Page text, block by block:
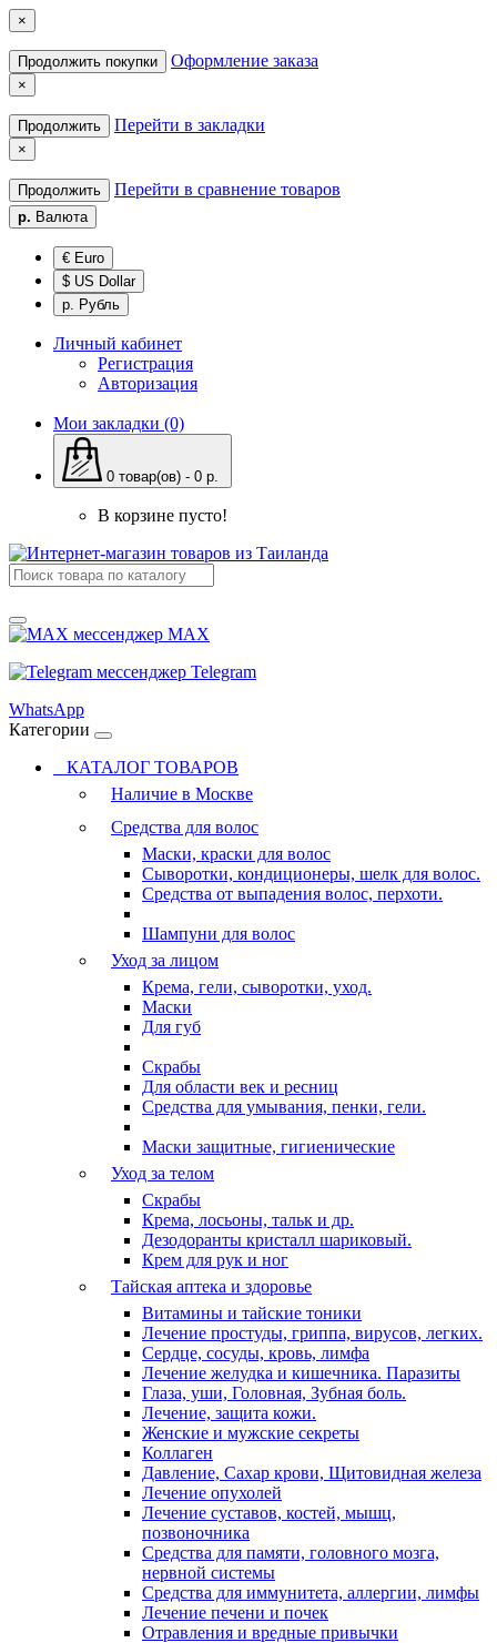
×
Продолжить покупки Оформление заказа
×
Продолжить Перейти в закладки
×
Продолжить Перейти в сравнение товаров
р. Валюта
€ Euro
$ US Dollar
р. Рубль
Личный кабинет
Регистрация
Авторизация
Мои закладки (0)
0 товар(ов) - 0 р.
В корзине пусто!
MAX
Telegram
WhatsApp
Категории
КАТАЛОГ ТОВАРОВ
Наличие в Москве
Средства для волос
Маски, краски для волос
Сыворотки, кондиционеры, шелк для волос.
Средства от выпадения волос, перхоти.
Шампуни для волос
Уход за лицом
Крема, гели, сыворотки, уход.
Маски
Для губ
Скрабы
Для области век и ресниц
Средства для умывания, пенки, гели.
Маски защитные, гигиенические
Уход за телом
Скрабы
Крема, лосьоны, тальк и др.
Дезодоранты кристалл шариковый.
Крем для рук и ног
Тайская аптека и здоровье
Витамины и тайские тоники
Лечение простуды, гриппа, вирусов, легких.
Сердце, сосуды, кровь, лимфа
Лечение желудка и кишечника. Паразиты
Глаза, уши, Головная, Зубная боль.
Лечение, защита кожи.
Женские и мужские секреты
Коллаген
Давление, Сахар крови, Щитовидная железа
Лечение опухолей
Лечение суставов, костей, мышц,
позвоночника
Средства для памяти, головного мозга,
нервной системы
Средства для иммунитета, аллергии, лимфы
Лечение печени и почек
Отравления и вредные привычки